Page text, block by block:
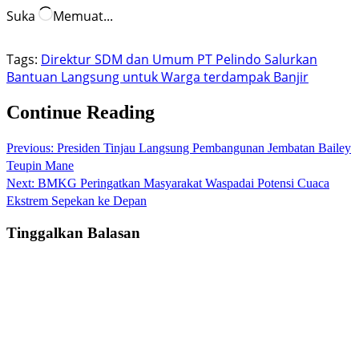
Suka Memuat...
Tags: Direktur SDM dan Umum PT Pelindo Salurkan
Bantuan Langsung untuk Warga terdampak Banjir
Continue Reading
Previous: Presiden Tinjau Langsung Pembangunan Jembatan Bailey
Teupin Mane
Next: BMKG Peringatkan Masyarakat Waspadai Potensi Cuaca
Ekstrem Sepekan ke Depan
Tinggalkan Balasan